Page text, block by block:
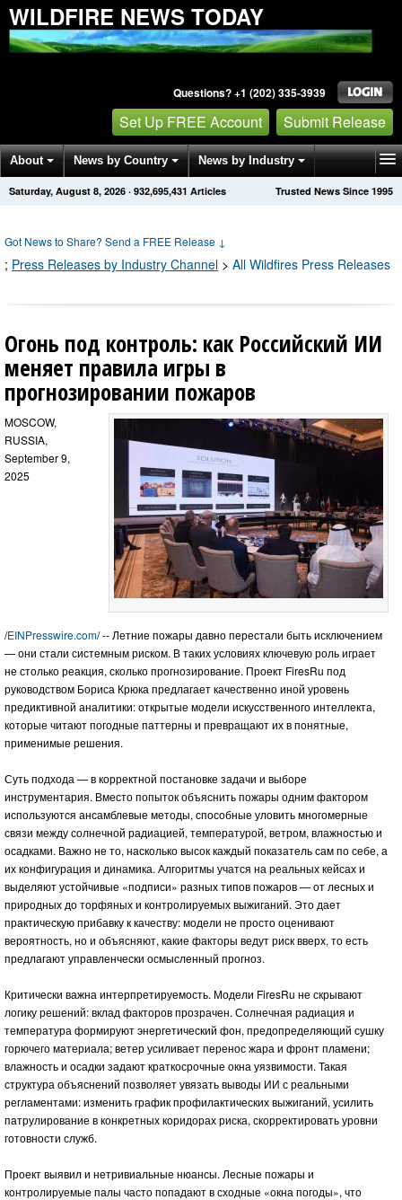
WILDFIRE NEWS TODAY
Questions? +1 (202) 335-3939
Set Up FREE Account Submit Release
About News by Country News by Industry
Get News Alerts Press Releases Trusted News Since 1995
Saturday, August 8, 2026 · 932,695,439 Articles
Got News to Share? Send a FREE Release ↓
; Press Releases by Industry Channel > All Wildfires Press Releases
Огонь под контроль: как Российский ИИ
меняет правила игры в
прогнозировании пожаров
MOSCOW,
RUSSIA,
September 9,
2025
/EINPresswire.com/ -- Летние пожары давно перестали быть исключением
— они стали системным риском. В таких условиях ключевую роль играет
не столько реакция, сколько прогнозирование. Проект FiresRu под
руководством Бориса Крюка предлагает качественно иной уровень
предиктивной аналитики: открытые модели искусственного интеллекта,
которые читают погодные паттерны и превращают их в понятные,
применимые решения.
Суть подхода — в корректной постановке задачи и выборе
инструментария. Вместо попыток объяснить пожары одним фактором
используются ансамблевые методы, способные уловить многомерные
связи между солнечной радиацией, температурой, ветром, влажностью и
осадками. Важно не то, насколько высок каждый показатель сам по себе, а
их конфигурация и динамика. Алгоритмы учатся на реальных кейсах и
выделяют устойчивые «подписи» разных типов пожаров — от лесных и
природных до торфяных и контролируемых выжиганий. Это дает
практическую прибавку к качеству: модели не просто оценивают
вероятность, но и объясняют, какие факторы ведут риск вверх, то есть
предлагают управленчески осмысленный прогноз.
Критически важна интерпретируемость. Модели FiresRu не скрывают
логику решений: вклад факторов прозрачен. Солнечная радиация и
температура формируют энергетический фон, предопределяющий сушку
горючего материала; ветер усиливает перенос жара и фронт пламени;
влажность и осадки задают краткосрочные окна уязвимости. Такая
структура объяснений позволяет увязать выводы ИИ с реальными
регламентами: изменить график профилактических выжиганий, усилить
патрулирование в конкретных коридорах риска, скорректировать уровни
готовности служб.
Проект выявил и нетривиальные нюансы. Лесные пожары и
контролируемые палы часто попадают в сходные «окна погоды», что